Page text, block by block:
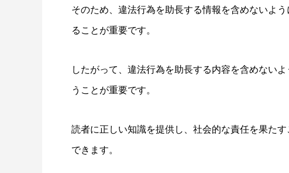
そのため、違法行為を助長する情報を含めないよ
ることが重要です。
したがって、違法行為を助長する内容を含めない
うことが重要です。
読者に正しい知識を提供し、社会的な責任を果た
できます。